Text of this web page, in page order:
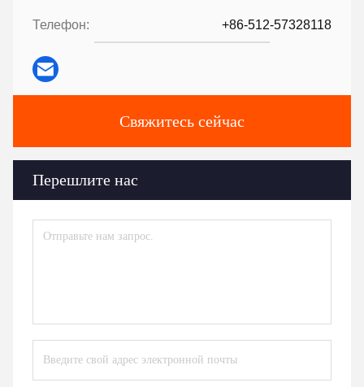
Телефон: +86-512-57328118
Свяжитесь сейчас
Перешлите нас